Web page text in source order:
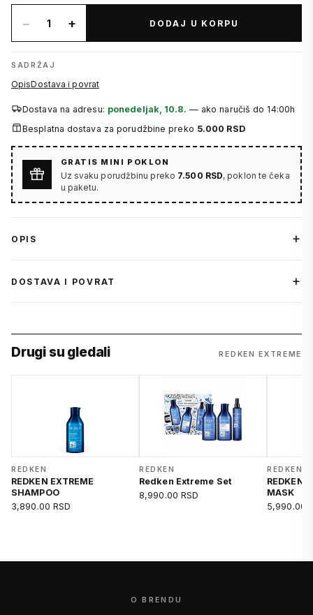
− 1 + DODAJ U KORPU
SADRŽAJ
OpisDostava i povrat
Dostava na adresu: ponedeljak, 10.8. — ako naručiš do 14:00h
Besplatna dostava za porudžbine preko 5.000 RSD
GRATIS MINI POKLON
Uz svaku porudžbinu preko 7.500 RSD, poklon te čeka
u paketu.
OPIS
DOSTAVA I POVRAT
Drugi su gledali REDKEN EXTREME
REDKEN
REDKEN EXTREME
SHAMPOO
3,890.00 RSD
REDKEN
Redken Extreme Set
8,990.00 RSD
REDKEN
REDKEN
MASK
5,990.00
O BRENDU